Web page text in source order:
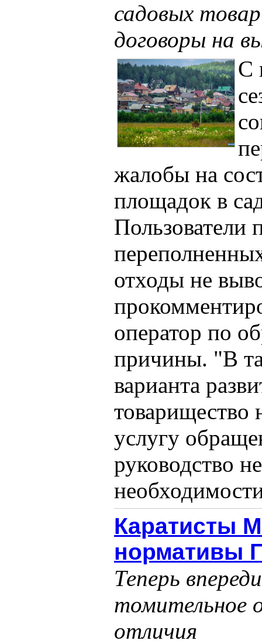
садовых
договоры на
С
жалобы на
площадок в
Пользователи
отходы не
оператор по
причины. "В
варианта
товарищество
услугу
руководство
Каратисты
нормативы
Теперь
томительное
отличия